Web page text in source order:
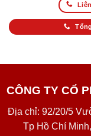
CÔNG TY CỔ
Địa chỉ: 92/20/5
Tp Hồ Chí